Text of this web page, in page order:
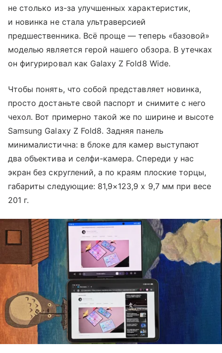
не столько из-за улучшенных характеристик,
и новинка не стала ультраверсией
предшественника. Всё проще — теперь «базовой»
моделью является герой нашего обзора. В утечках
он фигурировал как Galaxy Z Fold8 Wide.
Чтобы понять, что собой представляет новинка,
просто достаньте свой паспорт и снимите с него
чехол. Вот примерно такой же по ширине и высоте
Samsung Galaxy Z Fold8. Задняя панель
минималистична: в блоке для камер выступают
два объектива и селфи-камера. Спереди у нас
экран без скруглений, а по краям плоские торцы,
габариты следующие: 81,9×123,9 х 9,7 мм при весе
201 г.